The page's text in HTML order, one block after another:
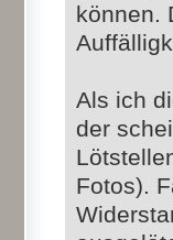
können.
Als ich
der
Fotos).